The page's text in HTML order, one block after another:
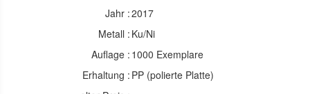
Jahr :2017
Metall : Ku/Ni
Auflage : 1000 Exemplare
Erhaltung : PP (polierte Platte)